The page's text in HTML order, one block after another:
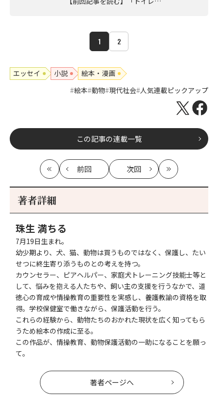
1 2
エッセイ 小説
絵本・漫画
絵本 動物 現代社会 人気連載ピックアップ
この記事の連載一覧
最
初
前回
記
次回
記
最
新
著者詳細
珠生 満ちる
7月19日生まれ。
幼少期より、犬、猫、動物は買うものではなく、保護し、たい
せつに終生寄り添うものとの考えを持つ。
カウンセラー、ピアヘルパー、家庭犬トレーニング技能士等と
して、悩みを抱える人たちや、飼い主の支援を行うなかで、道
徳心の育成や情操教育の重要性を実感し、養護教諭の資格を取
得。学校保健室で働きながら、保護活動を行う。
これらの経験から、動物たちのおかれた現状を広く知ってもら
うため絵本の作成に至る。
この作品が、情操教育、動物保護活動の一助になることを願っ
て。
著者ページへ